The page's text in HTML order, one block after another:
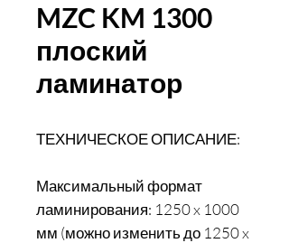
MZC KM 1300
плоский
ламинатор
ТЕХНИЧЕСКОЕ ОПИСАНИЕ:
Максимальный формат
ламинирования: 1250 x 1000
мм (можно изменить до 1250 x